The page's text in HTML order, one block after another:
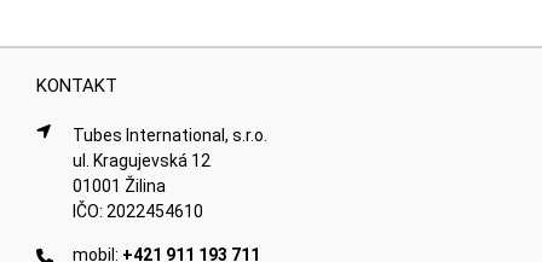
KONTAKT
Tubes International, s.r.o.
ul. Kragujevská 12
01001 Žilina
IČO: 2022454610
mobil: +421 911 193 711